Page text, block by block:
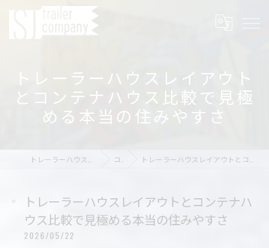
トレーラーハウスレイアウト
とコンテナハウス比較で見極
める本当の住みやすさ
コラム トレーラーハウスレイアウトとコンテナハウス比較で見極める本当の住みやすさ
トレーラーハウスレイアウトとコンテナハ
ウス比較で見極める本当の住みやすさ
2026/05/22